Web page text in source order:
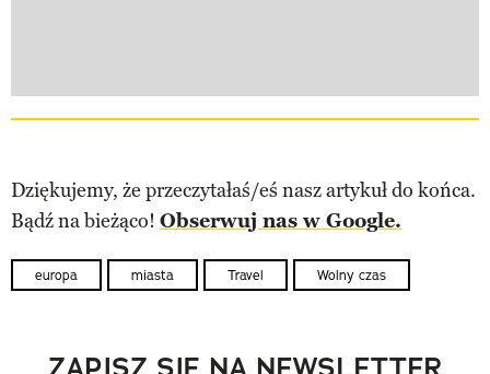
Dziękujemy, że przeczytałaś/eś nasz artykuł do końca.
Bądź na bieżąco! Obserwuj nas w Google.
europa miasta Travel Wolny czas